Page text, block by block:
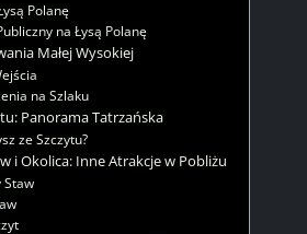
Polanę
na Łysą Polanę
Małej Wysokiej
na Szlaku
Panorama Tatrzańska
ze Szczytu?
i Okolica: Inne Atrakcje w Pobliżu
Staw